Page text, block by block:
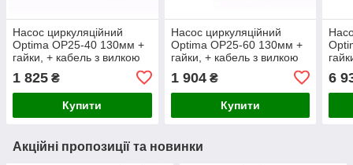
Насос циркуляційний
Optima OP25-40 130мм +
гайки, + кабель з вилкою
1 825 ₴
Купити
Насос циркуляційний
Optima OP25-60 130мм +
гайки, + кабель з вилкою
1 904₴
Купити
6
Акційні пропозиції та новинки